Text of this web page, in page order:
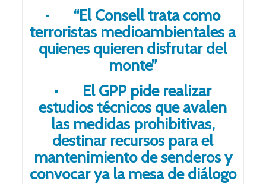
· “El Consell trata como
terroristas medioambientales a
quienes quieren disfrutar del
monte”
· El GPP pide realizar
estudios técnicos que avalen
las medidas prohibitivas,
destinar recursos para el
mantenimiento de senderos y
convocar ya la mesa de diálogo